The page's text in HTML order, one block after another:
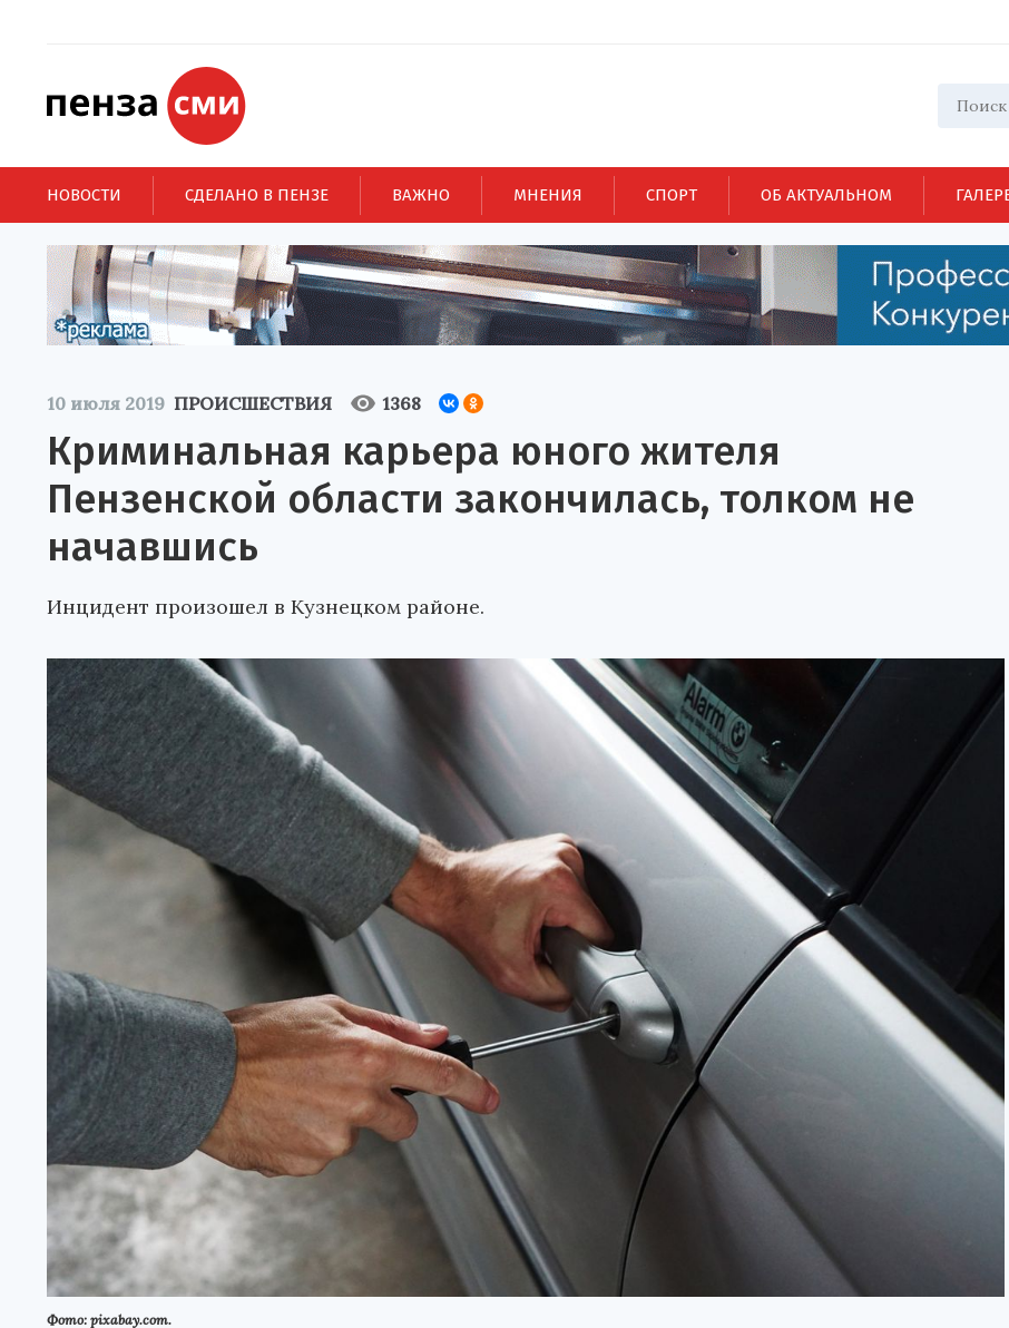
НОВОСТИ СДЕЛАНО В ПЕНЗЕ ВАЖНО МНЕНИЯ СПОРТ ОБ АКТУАЛЬНОМ
10 июля 2019 ПРОИСШЕСТВИЯ 1368
Криминальная карьера юного жителя
Пензенской области закончилась, толком не
начавшись
Инцидент произошел в Кузнецком районе.
Фото: pixabay.com.